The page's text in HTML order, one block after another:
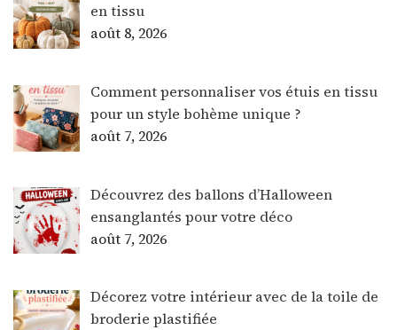
en tissu
août 8, 2026
Comment personnaliser vos étuis en tissu
pour un style bohème unique ?
août 7, 2026
Découvrez des ballons d’Halloween
ensanglantés pour votre déco
août 7, 2026
Décorez votre intérieur avec de la toile de
broderie plastifiée